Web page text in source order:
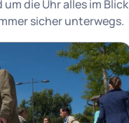
die Uhr alles im Blick
sicher unterwegs.